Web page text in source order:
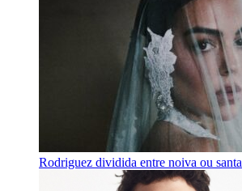
Rodriguez dividida entre noiva ou santa